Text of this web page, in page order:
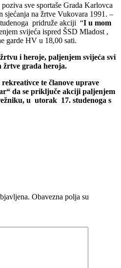
sve sportaše Grada Karlovca
sjećanja na žrtve Vukovara 1991. –
pridruže akciji “I u mom
svijeća ispred ŠSD Mladost ,
garde HV u 18,00 sati.
i heroje, paljenjem svijeća svi
žrtve grada heroja.
rekreativce te članove uprave
da se priključe akciji paljenjem
u utorak 17. studenoga s
Obavezna polja su